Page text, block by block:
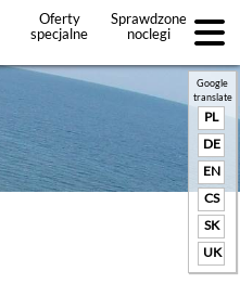
Oferty
specjalne
Sprawdzone
noclegi
+Dodaj
Google
translate
PL
DE
EN
CS
SK
UK